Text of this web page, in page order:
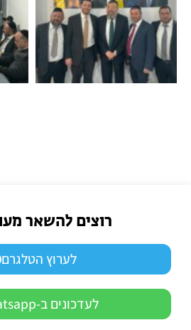
רוצים להשאר
לערוץ הטלגרם
לעדכונים ב-Whatsapp